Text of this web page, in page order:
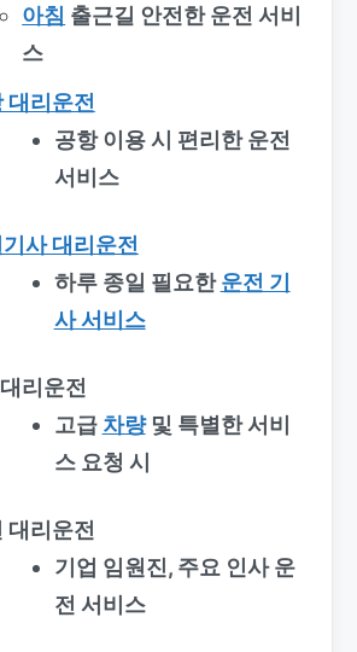
아침 출근길 안전한 운전 서비
스
대리운전
공항 이용 시 편리한 운전
서비스
사 대리운전
하루 종일 필요한운전 기
사 서비스
리운전
고급 차량및 특별한 서비
스 요청 시
대리운전
기업 임원진, 주요 인사 운
전 서비스